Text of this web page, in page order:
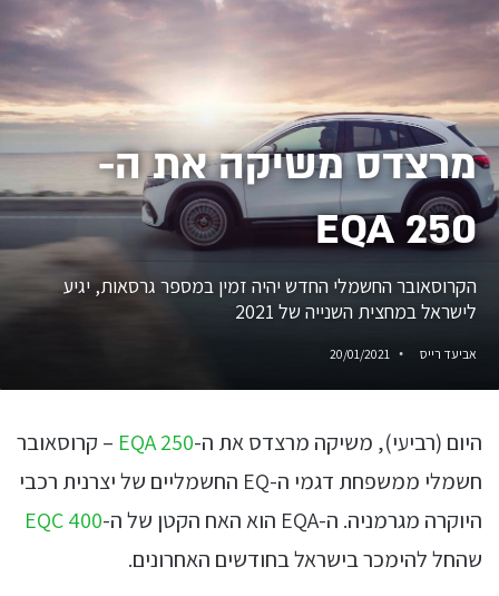
מרצדס משיקה את ה-
EQA 250
הקרוסאובר החשמלי החדש יהיה זמין במספר גרסאות, יגיע
לישראל במחצית השנייה של 2021
אביעד רייס 20/01/2021
היום (רביעי), משיקה מרצדס את ה-EQA 250 – קרוסאובר
חשמלי ממשפחת דגמי ה-EQ החשמליים של יצרנית רכבי
היוקרה מגרמניה. ה-EQA הוא האח הקטן של ה-
EQC 400
שהחל להימכר בישראל בחודשים האחרונים.